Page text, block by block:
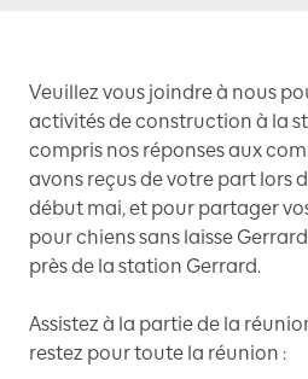
Veuillez vous joindre à nous
activités de construction à la
compris nos réponses aux
avons reçus de votre part lors
début mai, et pour partager
pour chiens sans laisse
près de la station Gerrard.
Assistez à la partie de la
restez pour toute la réunion :